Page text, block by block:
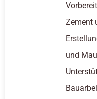
Zement
und